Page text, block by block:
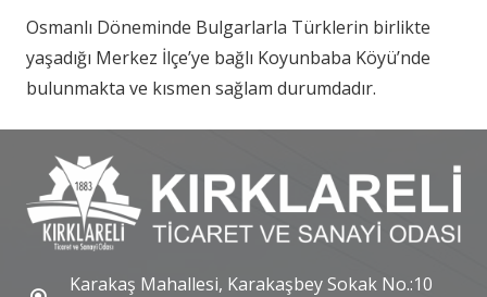
Osmanlı Döneminde Bulgarlarla Türklerin birlikte
yaşadığı Merkez İlçe’ye bağlı Koyunbaba Köyü’nde
bulunmakta ve kısmen sağlam durumdadır.
Karakaş Mahallesi, Karakaşbey Sokak No.:10